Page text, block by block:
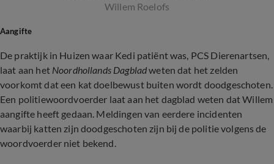
Willem Roelofs
Aangifte
De praktijk in Huizen waar Kedi patiënt was, PCS Dierenartsen,
laat aan het Noordhollands Dagbladweten dat het zelden
voorkomt dat een kat doelbewust buiten wordt doodgeschoten.
Een politiewoordvoerder laat aan het dagblad weten dat Willem
aangifte heeft gedaan. Meldingen van eerdere incidenten
waarbij katten zijn doodgeschoten zijn bij de politie volgens de
woordvoerder niet bekend.